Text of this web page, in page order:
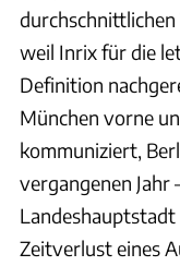
weil Inrix für die
Definition
München vorne
kommuniziert,
vergangenen
Zeitverlust eines